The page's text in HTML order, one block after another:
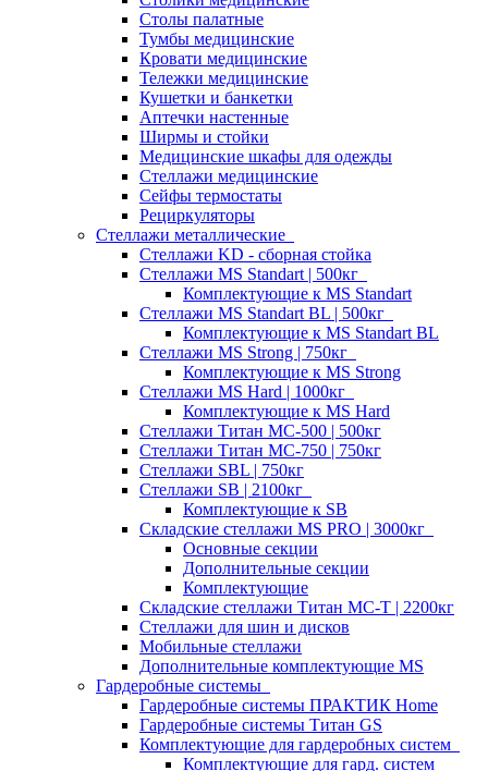
Столы палатные
Тумбы медицинские
Кровати медицинские
Тележки медицинские
Кушетки и банкетки
Аптечки настенные
Ширмы и стойки
Медицинские шкафы для одежды
Стеллажи медицинские
Сейфы термостаты
Рециркуляторы
Стеллажи металлические
Стеллажи KD - сборная стойка
Стеллажи MS Standart | 500кг
Комплектующие к MS Standart
Стеллажи MS Standart BL | 500кг
Комплектующие к MS Standart BL
Стеллажи MS Strong | 750кг
Комплектующие к MS Strong
Стеллажи MS Hard | 1000кг
Комплектующие к MS Hard
Стеллажи Титан МС-500 | 500кг
Стеллажи Титан МС-750 | 750кг
Стеллажи SBL | 750кг
Стеллажи SB | 2100кг
Комплектующие к SB
Складские стеллажи MS PRO | 3000кг
Основные секции
Дополнительные секции
Комплектующие
Складские стеллажи Титан МС-Т | 2200кг
Стеллажи для шин и дисков
Мобильные стеллажи
Дополнительные комплектующие MS
Гардеробные системы
Гардеробные системы ПРАКТИК Home
Гардеробные системы Титан GS
Комплектующие для гардеробных систем
Комплектующие для гард. систем